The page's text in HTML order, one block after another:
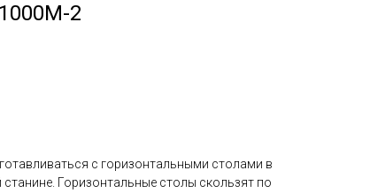
2
с горизонтальными столами в
Горизонтальные столы скользят по